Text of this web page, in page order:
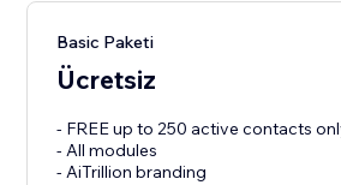
Basic Paketi
Ücretsiz
- FREE up to 250 active contacts
- All modules
- AiTrillion branding